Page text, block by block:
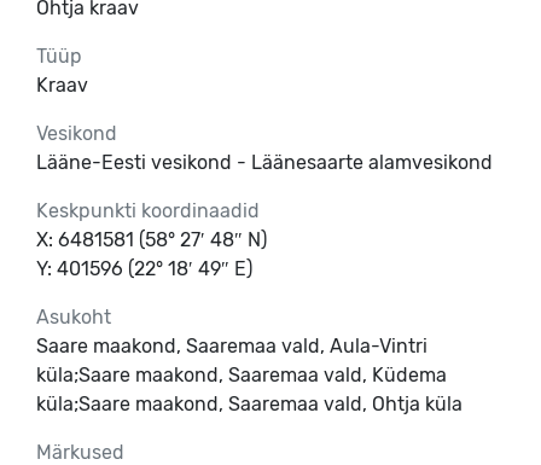
Ohtja kraav
Tüüp
Kraav
Vesikond
Lääne-Eesti vesikond - Läänesaarte alamvesikond
Keskpunkti koordinaadid
X: 6481581 (58° 27′ 48″ N)
Y: 401596 (22° 18′ 49″ E)
Asukoht
Saare maakond, Saaremaa vald, Aula-Vintri
küla;Saare maakond, Saaremaa vald, Küdema
küla;Saare maakond, Saaremaa vald, Ohtja küla
Märkused